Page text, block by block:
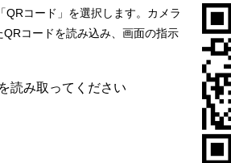
コード」を選択します。カメラ
QRコードを読み込み、画面の指示
読み取ってください